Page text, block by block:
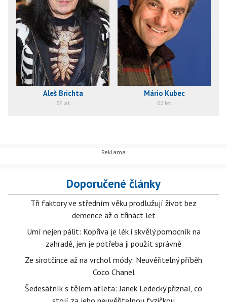
Aleš Brichta
67 let
Mário Kubec
62 let
Doporučené články
Tři faktory ve středním věku prodlužují život bez
demence až o třináct let
Umí nejen pálit: Kopřiva je lék i skvělý pomocník na
zahradě, jen je potřeba ji použít správně
Ze sirotčince až na vrchol módy: Neuvěřitelný příběh
Coco Chanel
Šedesátník s tělem atleta: Janek Ledecký přiznal, co